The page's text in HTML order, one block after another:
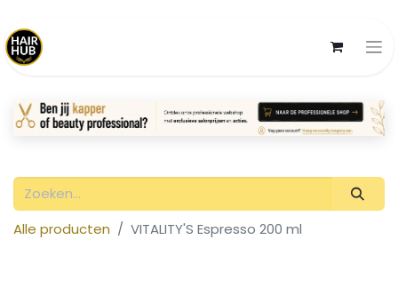
Alle producten VITALITY'S Espresso 200 ml